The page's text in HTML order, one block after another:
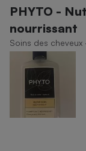
PHYTO -
nourrissant
Soins des